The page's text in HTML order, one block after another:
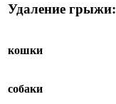
Удаление грыжи:
кошки
собаки